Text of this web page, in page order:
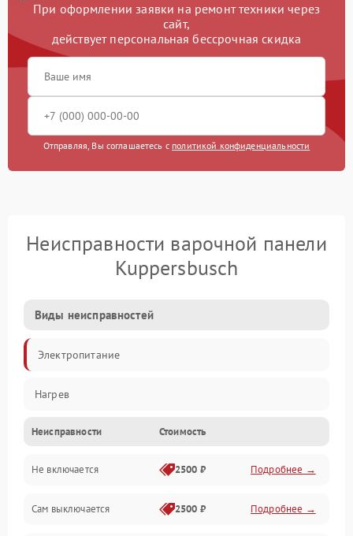
При оформлении заявки на ремонт техники через
сайт,
действует персональная бессрочная скидка
Отправляя, Вы соглашаетесь с политикой конфиденциальности
Неисправности варочной панели
Kuppersbusch
Виды неисправностей
Электропитание
Нагрев
Неисправности Стоимость
Не включается 2500 ₽ Подробнее →
Сам выключается 2500 ₽ Подробнее →